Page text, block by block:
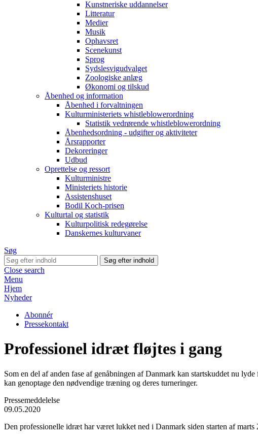
Kunstneriske uddannelser
Litteratur
Medier
Musik
Ophavsret
Scenekunst
Sprog
Sydslesvigudvalget
Zoologiske anlæg
Økonomi og tilskud
Åbenhed og information
Åbenhed i forvaltningen
Kulturministeriets whistleblowerordning
Statistik vedrørende whistleblowerordning
Åbenhedsordning - udgifter og aktiviteter
Årsrapporter
Dekoreringer
Udbud
Oprettelse og ressort
Kulturministre
Ministeriets historie
Assistenshuset
Bodil Koch-prisen
Kulturtal og statistik
Kulturpolitisk redegørelse
Danskernes kulturvaner
Søg
Close search
Menu
Hjem
Nyheder
Abonnér
Pressekontakt
Professionel idræt fløjtes i gang
Som en del af anden fase af genåbningen af Danmark kan startskuddet nu
kan genoptage den nødvendige træning og deres turneringer.
Pressemeddelelse
09.05.2020
Den professionelle idræt har været lukket ned i Danmark siden starten af